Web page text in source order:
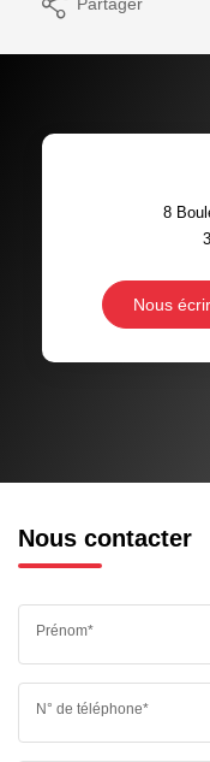
8
Nous
Nous contacter
Prénom*
N° de téléphone*